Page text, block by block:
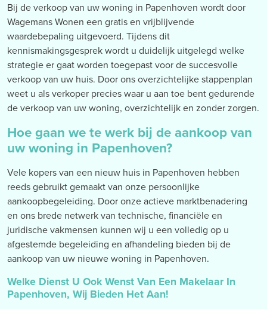
Bij de verkoop van uw woning in Papenhoven wordt door
Wagemans Wonen een gratis en vrijblijvende
waardebepaling uitgevoerd. Tijdens dit
kennismakingsgesprek wordt u duidelijk uitgelegd welke
strategie er gaat worden toegepast voor de succesvolle
verkoop van uw huis. Door ons overzichtelijke stappenplan
weet u als verkoper precies waar u aan toe bent gedurende
de verkoop van uw woning, overzichtelijk en zonder zorgen.
Hoe gaan we te werk bij de aankoop van
uw woning in Papenhoven?
Vele kopers van een nieuw huis in Papenhoven hebben
reeds gebruikt gemaakt van onze persoonlijke
aankoopbegeleiding. Door onze actieve marktbenadering
en ons brede netwerk van technische, financiële en
juridische vakmensen kunnen wij u een volledig op u
afgestemde begeleiding en afhandeling bieden bij de
aankoop van uw nieuwe woning in Papenhoven.
Welke Dienst U Ook Wenst Van Een Makelaar In
Papenhoven, Wij Bieden Het Aan!